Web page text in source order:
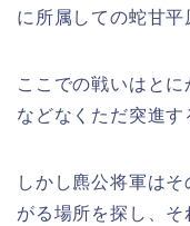
に所属しての蛇甘平
ここでの戦いはと
などなくただ突進す
しかし麃公将軍は
がる場所を探し、そ